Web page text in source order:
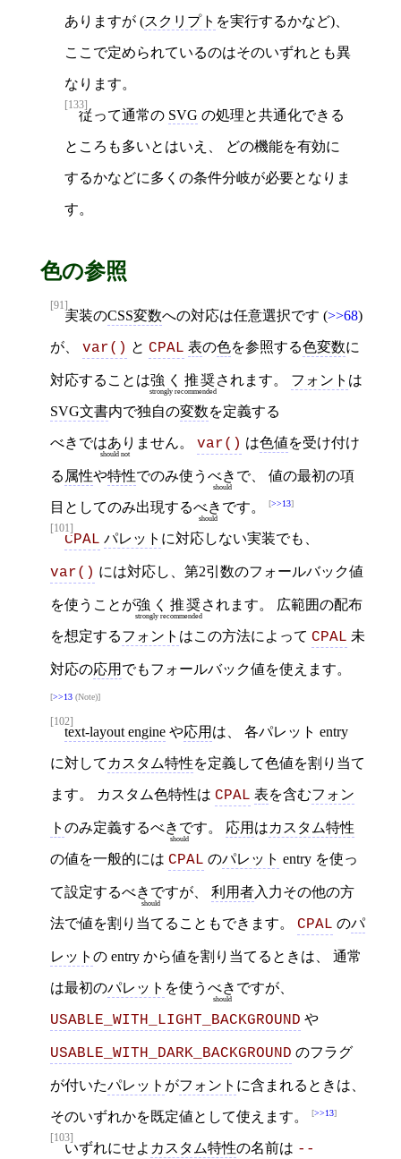
ありますが (スクリプト を実行するかなど)、
ここで定められているのはそのいずれとも異
なります。
[133]
従って通常の SVG の処理と共通化できる
ところも多いとはいえ、 どの機能を有効に
するかなどに多くの条件分岐が必要となりま
す。
色の参照
[91]
実装のCSS変数への対応は任意選択です (>>68)
が、 var() と CPAL 表の色を参照する色変数に
対応することは強く推奨
strongly recommended
されます。 フォント は
SVG文書内で独自の変数を定義する
べきではありません
should not
。 var() は色値を受け付け
る 属性や特性でのみ使う べき
should
で、 値の最初の項
目としてのみ出現するべき
should
です。 >>13
[101]
CPAL パレット に対応しない実装でも、
var()
を使うことが強く推奨
strongly recommended
されます。 広範囲の配布
を想定するフォント はこの方法によって CPAL 未
対応の応用 でもフォールバック値を使えます。
>>13 (Note)
[102]
text-layout engine や応用 は、 各パレット entry
に対して カスタム特性を定義して色値を割り当て
ます。 カスタム色特性は CPAL 表を含むフォン
ト のみ定義するべきです
should
。 応用 はカスタム特性
の値を一般的には CPAL のパレット entry を使っ
て設定するべきです
should
が、 利用者入力その他の方
法で値を割り当てることもできます。 CPAL のパ
レット の entry から値を割り当てるときは、 通常
は最初のパレット を使う べき
should
ですが、
USABLE_WITH_LIGHT_BACKGROUND や
USABLE_WITH_DARK_BACKGROUND のフラグ
が付いたパレット がフォント に含まれるときは、
そのいずれかを既定値として使えます。 >>13
[103]
いずれにせよ カスタム特性の名前は --